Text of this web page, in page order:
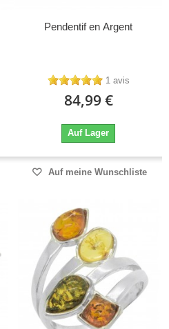
Pendentif en Argent
1 avis
84,99 €
Auf Lager
Auf meine Wunschliste